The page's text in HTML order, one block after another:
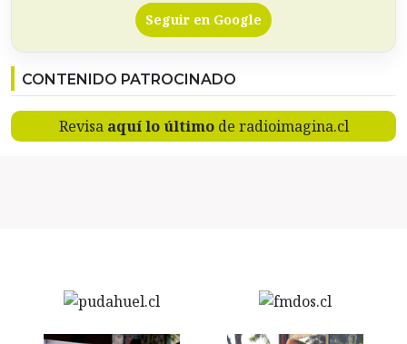
Seguir en Google
CONTENIDO PATROCINADO
Revisa aquí lo últimode radioimagina.cl